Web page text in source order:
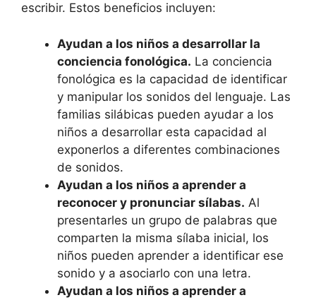
escribir. Estos beneficios incluyen:
Ayudan a los niños a desarrollar la
conciencia fonológica. La conciencia
fonológica es la capacidad de identificar
y manipular los sonidos del lenguaje. Las
familias silábicas pueden ayudar a los
niños a desarrollar esta capacidad al
exponerlos a diferentes combinaciones
de sonidos.
Ayudan a los niños a aprender a
reconocer y pronunciar sílabas. Al
presentarles un grupo de palabras que
comparten la misma sílaba inicial, los
niños pueden aprender a identificar ese
sonido y a asociarlo con una letra.
Ayudan a los niños a aprender a